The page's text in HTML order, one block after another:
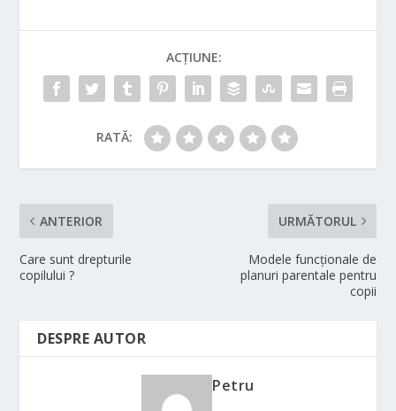
ACȚIUNE:
RATĂ:
ANTERIOR
Care sunt drepturile
copilului ?
URMĂTORUL
Modele funcţionale de
planuri parentale pentru
copii
DESPRE AUTOR
Petru